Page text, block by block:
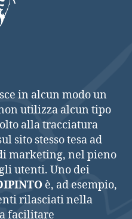
in alcun modo un
utilizza alcun tipo
alla tracciatura
sito stesso tesa ad
marketing, nel pieno
utenti. Uno dei
è, ad esempio,
rilasciati nella
facilitare